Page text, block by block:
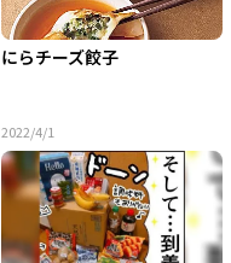
にらチーズ餃子
2022/4/1